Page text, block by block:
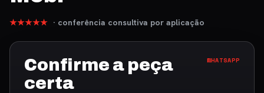
★★★★★ · conferência consultiva por aplicação
Confirme a peça
certa
WHATSAPP